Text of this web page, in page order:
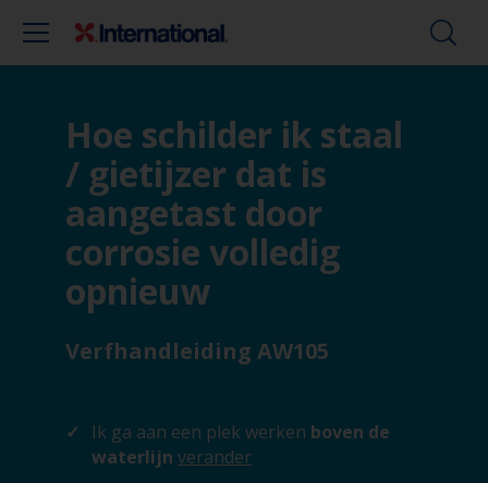
Hoe schilder ik staal
/ gietijzer dat is
aangetast door
corrosie volledig
opnieuw
Verfhandleiding AW105
Ik ga aan een plek werken boven de
waterlijn verander